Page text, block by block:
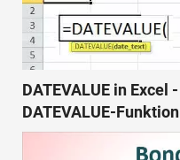
DATEVALUE in Excel
DATEVALUE-